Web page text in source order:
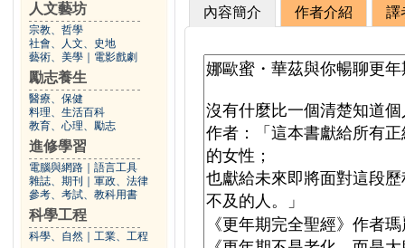
人文藝坊
宗教、哲學
社會、人文、史地
藝術、美學
電影戲劇
勵志養生
醫療、保健
料理、生活百科
教育、心理、勵志
進修學習
電腦與網路
語言工具
雜誌、期刊
軍政、法律
參考、考試、教科用書
科學工程
科學、自然 工業、工程
內容簡介 作者介紹 譯